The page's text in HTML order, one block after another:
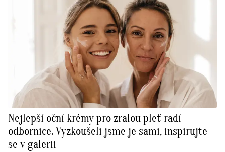
Nejlepší oční krémy pro zralou pleť radí
odbornice. Vyzkoušeli jsme je sami, inspirujte
se v galerii